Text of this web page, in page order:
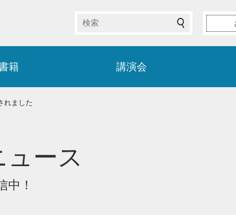
籍 講演会
れました
ュース
中！